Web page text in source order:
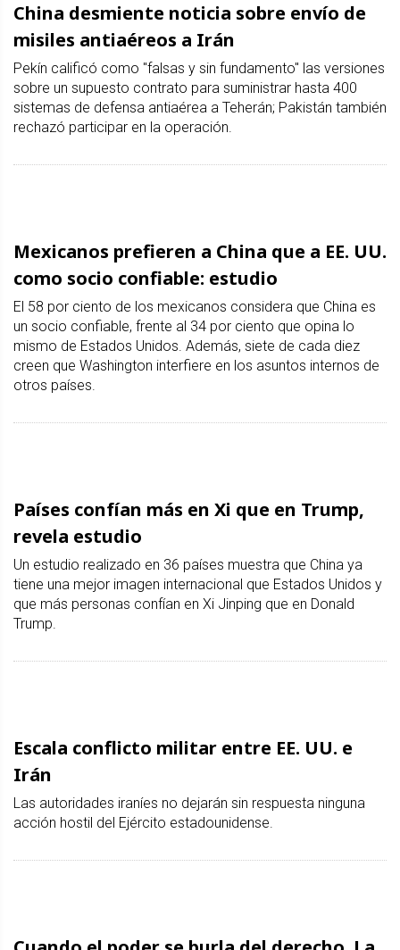
China desmiente noticia sobre envío de
misiles antiaéreos a Irán
Pekín calificó como "falsas y sin fundamento" las versiones
sobre un supuesto contrato para suministrar hasta 400
sistemas de defensa antiaérea a Teherán; Pakistán también
rechazó participar en la operación.
Mexicanos prefieren a China que a EE. UU.
como socio confiable: estudio
El 58 por ciento de los mexicanos considera que China es
un socio confiable, frente al 34 por ciento que opina lo
mismo de Estados Unidos. Además, siete de cada diez
creen que Washington interfiere en los asuntos internos de
otros países.
Países confían más en Xi que en Trump,
revela estudio
Un estudio realizado en 36 países muestra que China ya
tiene una mejor imagen internacional que Estados Unidos y
que más personas confían en Xi Jinping que en Donald
Trump.
Escala conflicto militar entre EE. UU. e
Irán
Las autoridades iraníes no dejarán sin respuesta ninguna
acción hostil del Ejército estadounidense.